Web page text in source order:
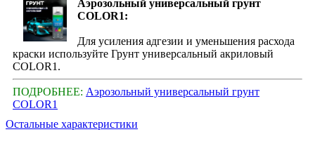
Аэрозольный универсальный грунт
COLOR1:
Для усиления адгезии и уменьшения расхода
краски используйте Грунт универсальный акриловый
COLOR1.
ПОДРОБНЕЕ: Аэрозольный универсальный грунт
COLOR1
Остальные характеристики